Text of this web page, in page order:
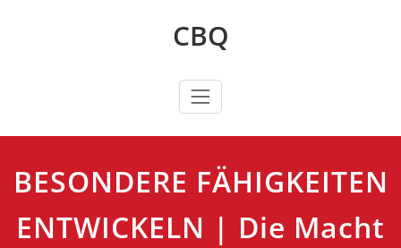
CBQ
BESONDERE FÄHIGKEITEN
ENTWICKELN | Die Macht